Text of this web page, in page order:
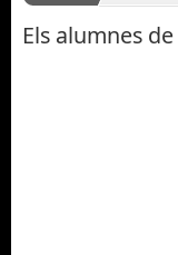
Els alumnes